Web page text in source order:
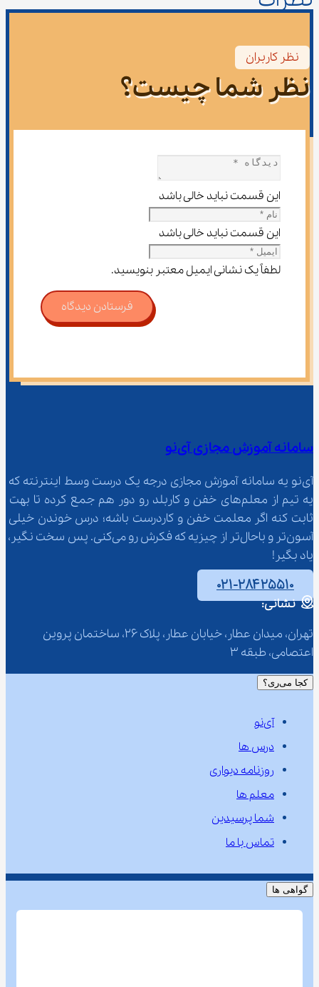
نظر کاربران
نظر شما چیست؟
این قسمت نباید خالی باشد
این قسمت نباید خالی باشد
لطفاً یک نشانی ایمیل معتبر بنویسید.
فرستادن دیدگاه
سامانه آموزش مجازی آی‌نو
آی‌نو یه سامانه آموزش مجازی درجه یک درست وسط اینترنته که
یه تیم از معلم‌‌های خفن و کاربلد رو دور هم جمع کرده تا بهت
ثابت کنه اگر معلمت خفن و کاردرست باشه؛ درس خوندن خیلی
آسون‌تر و باحال‌تر از چیزیه که فکرش رو می‌کنی. پس سخت نگیر،
یاد بگیر!
۰۲۱-۲۸۴۲۵۵۱۰
نشانی:
تهران، میدان عطار، خیابان عطار، پلاک 26، ساختمان پروین
اعتصامی، طبقه 3
کجا می‌ری؟
آی‌نو
درس ها
روزنامه دیواری
معلم ها
شما پرسیدین
تماس با ما
گواهی ها